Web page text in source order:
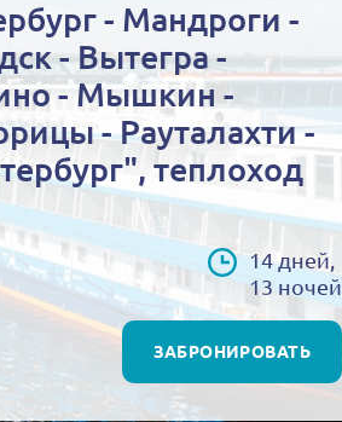
- Мандроги -
- Вытегра -
- Мышкин -
- Рауталахти -
теплоход
14 дней,
13 ночей
ЗАБРОНИРОВАТЬ